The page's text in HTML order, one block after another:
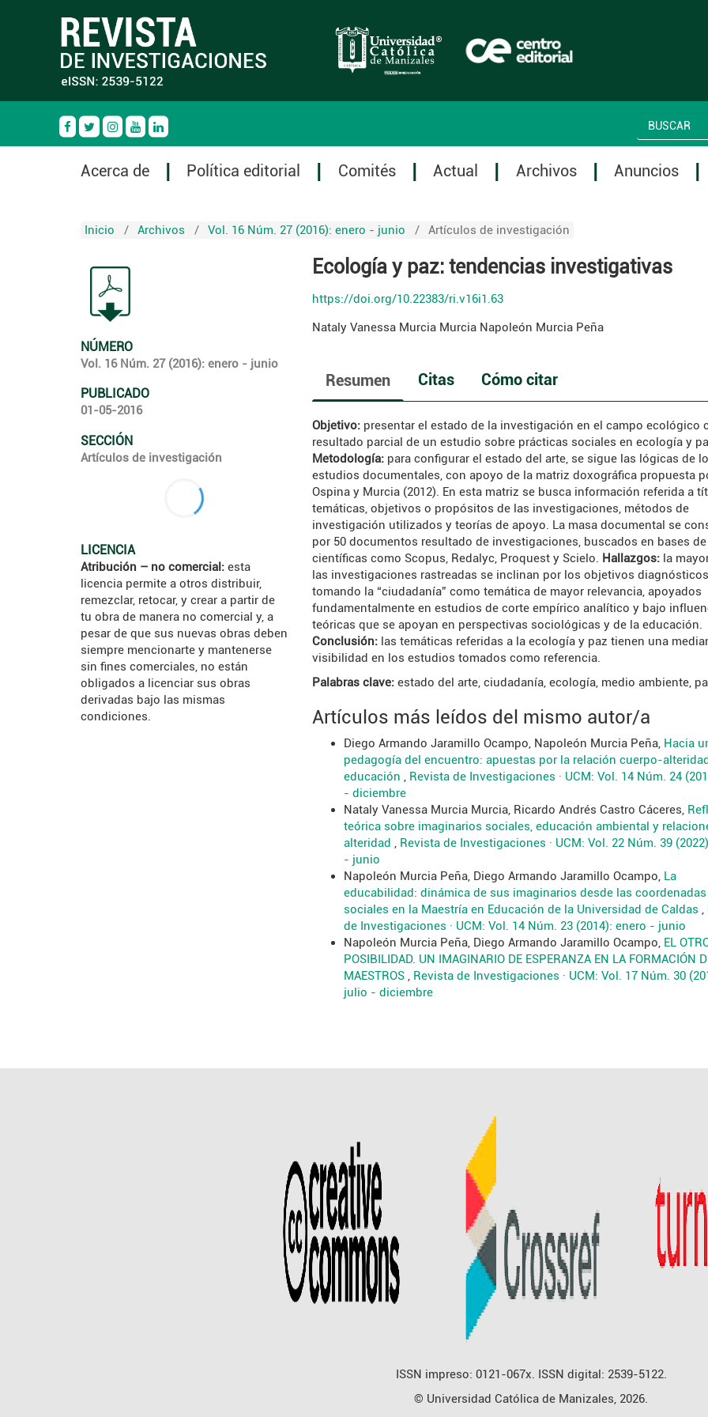
Acerca de Política editorial Comités Actual Archivos Anuncios
Inicio / Archivos / Vol. 16 Núm. 27 (2016): enero - junio / Artículos de investigación
NÚMERO
Vol. 16 Núm. 27 (2016): enero - junio
PUBLICADO
01-05-2016
SECCIÓN
Artículos de investigación
LICENCIA
Atribución – no comercial: esta
licencia permite a otros distribuir,
remezclar, retocar, y crear a partir de
tu obra de manera no comercial y, a
pesar de que sus nuevas obras deben
siempre mencionarte y mantenerse
sin fines comerciales, no están
obligados a licenciar sus obras
derivadas bajo las mismas
condiciones.
Ecología y paz: tendencias investigativas
https://doi.org/10.22383/ri.v16i1.63
Nataly Vanessa Murcia Murcia Napoleón Murcia Peña
Resumen Citas Cómo citar
Objetivo: presentar el estado de la investigación en el campo ecológico
resultado parcial de un estudio sobre prácticas sociales en ecología y
Metodología: para configurar el estado del arte, se sigue las lógicas de
estudios documentales, con apoyo de la matriz doxográfica propuesta
Ospina y Murcia (2012). En esta matriz se busca información referida a
temáticas, objetivos o propósitos de las investigaciones, métodos de
investigación utilizados y teorías de apoyo. La masa documental se
por 50 documentos resultado de investigaciones, buscados en bases
científicas como Scopus, Redalyc, Proquest y Scielo. Hallazgos:la
las investigaciones rastreadas se inclinan por los objetivos
tomando la “ciudadanía” como temática de mayor relevancia, apoyados
fundamentalmente en estudios de corte empírico analítico y bajo
teóricas que se apoyan en perspectivas sociológicas y de la educación.
Conclusión:las temáticas referidas a la ecología y paz tienen una
visibilidad en los estudios tomados como referencia.
Palabras clave: estado del arte, ciudadanía, ecología, medio ambiente,
Artículos más leídos del mismo autor/a
Diego Armando Jaramillo Ocampo, Napoleón Murcia Peña, Hacia
pedagogía del encuentro: apuestas por la relación cuerpo-
educación , Revista de Investigaciones · UCM: Vol. 14 Núm. 24
- diciembre
Nataly Vanessa Murcia Murcia, Ricardo Andrés Castro Cáceres,
teórica sobre imaginarios sociales, educación ambiental y
alteridad , Revista de Investigaciones · UCM: Vol. 22 Núm. 39
- junio
Napoleón Murcia Peña, Diego Armando Jaramillo Ocampo, La
educabilidad: dinámica de sus imaginarios desde las coordenadas
sociales en la Maestría en Educación de la Universidad de Caldas ,
de Investigaciones · UCM: Vol. 14 Núm. 23 (2014): enero - junio
Napoleón Murcia Peña, Diego Armando Jaramillo Ocampo, EL
POSIBILIDAD. UN IMAGINARIO DE ESPERANZA EN LA FORMACIÓN
MAESTROS , Revista de Investigaciones · UCM: Vol. 17 Núm. 30
julio - diciembre
ISSN impreso: 0121-067x. ISSN digital: 2539-5122.
© Universidad Católica de Manizales, 2026.